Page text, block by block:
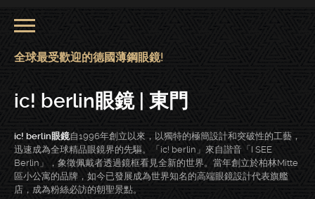
全球最受歡迎的德國薄鋼眼鏡!
ic! berlin眼鏡 | 東門
ic! berlin眼鏡自1996年創立以來，以獨特的極簡設計和突破性的工藝，
迅速成為全球精品眼鏡界的先驅。「ic! berlin」來自諧音「I SEE
Berlin」，象徵佩戴者透過鏡框看見全新的世界。當年創立於柏林Mitte
區小公寓的品牌，如今已發展成為世界知名的高端眼鏡設計代表旗艦
店，成為粉絲必訪的朝聖景點。